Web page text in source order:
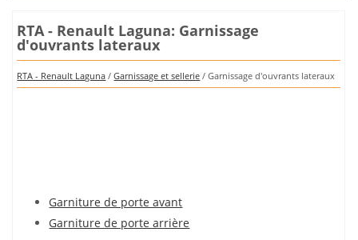
RTA - Renault Laguna: Garnissage
d'ouvrants lateraux
RTA - Renault Laguna /Garnissage et sellerie / Garnissage d'ouvrants lateraux
Garniture de porte avant
Garniture de porte arrière